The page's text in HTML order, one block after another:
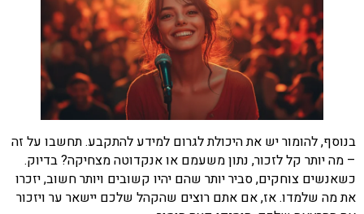
בנוסף, להומור יש את היכולת לגרום למידע להתקבע. תחשבו על זה
– מה יותר קל לזכור, נתון משעמם או אנקדוטה מצחיקה? בדיוק.
כשאנשים צוחקים, סביר יותר שהם יהיו קשובים ויותר חשוב, יזכרו
את מה שלמדו. אז, אם אתם רוצים שהקהל שלכם יישאר ער ויזכור